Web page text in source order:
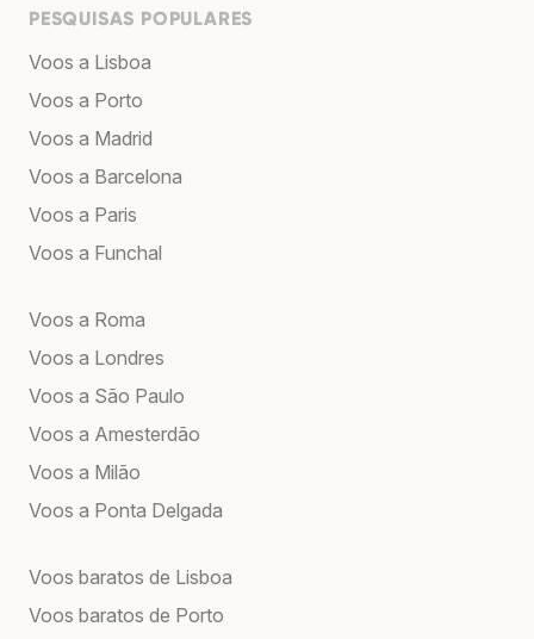
PESQUISAS POPULARES
Voos a Lisboa
Voos a Porto
Voos a Madrid
Voos a Barcelona
Voos a Paris
Voos a Funchal
Voos a Roma
Voos a Londres
Voos a São Paulo
Voos a Amesterdão
Voos a Milão
Voos a Ponta Delgada
Voos baratos de Lisboa
Voos baratos de Porto